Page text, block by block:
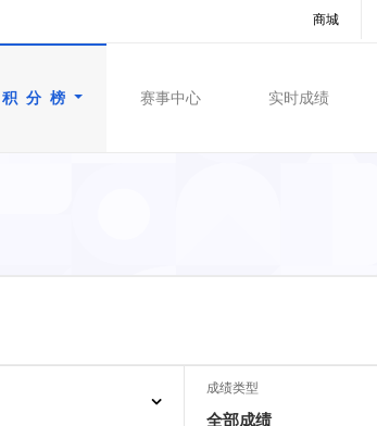
商城
积 分 榜 赛事中心 实时成绩
成绩类型
全部成绩